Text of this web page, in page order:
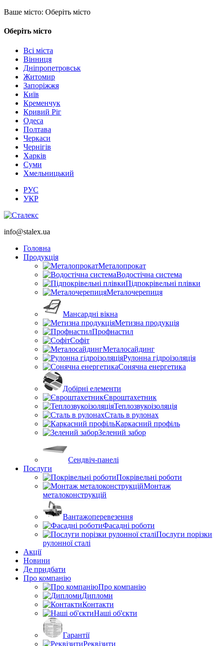
Ваше місто: Оберіть місто
Оберіть місто
Всі міста
Вінниця
Дніпропетровськ
Житомир
Запоріжжя
Київ
Кременчук
Кривий Ріг
Одеса
Полтава
Черкаси
Чернігів
Харків
Суми
Хмельницький
РУС
УКР
info@stalex.ua
Головна
Продукція
Металопрокат
Водостічна система
Підпокрівельні плівки
Металочерепиця
Мансардні вікна
Метизна продукція
Профнастил
Софіт
Металосайдинг
Рулонна гідроізоляція
Сонячна енергетика
Добірні елементи
Євроштахетник
Теплозвукоізоляція
Сталь в рулонах
Каркасний профіль
Зелений забор
Сендвіч-панелі
Послуги
Покрівельні роботи
Монтаж
металоконструкцій
Вантажоперевезення
Фасадні роботи
Послуги порізки
рулонної сталі
Акції
Новини
Де придбати
Про компанію
Про компанію
Дипломи
Контакти
Наші об'єкти
Гарантії
Реквізити